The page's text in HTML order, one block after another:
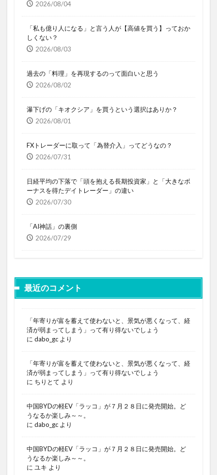
2026/08/04
「私も億り人になる」と言う人が【高値を買う】っておか
しくない？
2026/08/03
過去の「料理」を再現するのって面白いと思う
2026/08/02
瀑下げの「キオクシア」を買うという選択はありか？
2026/08/01
FXトレーダーに取って「為替介入」ってどうなの？
2026/07/31
日経平均の下落で「頭を抱える長期投資家」と「大きなボ
ーナスを得たデイトレーダー」の違い
2026/07/30
「AI神話」の裏側
2026/07/29
最近のコメント
「年寄りが富を蓄えて使わないと、景気が悪くなって、経
済が弱まってしまう」って有り得ないでしょう
に dabo_gc より
「年寄りが富を蓄えて使わないと、景気が悪くなって、経
済が弱まってしまう」って有り得ないでしょう
に ちりとて より
中国BYDの軽EV「ラッコ」が７月２８日に発売開始。ど
うなるか楽しみ～～。
に dabo_gc より
中国BYDの軽EV「ラッコ」が７月２８日に発売開始。ど
うなるか楽しみ～～。
に ユキ より